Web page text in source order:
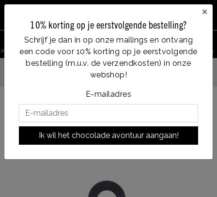
×
10% korting op je eerstvolgende bestelling?
Schrijf je dan in op onze mailings en ontvang
een code voor 10% korting op je eerstvolgende
bestelling (m.u.v. de verzendkosten) in onze
webshop!
E-mailadres
Ik wil het chocolade avontuur aangaan!
Vanaf €35, gratis verzending
Terug naar HOME|kiss in a mug giftbox
kiss in a mug giftbox
product zoeken Account Menu Verlanglijst Winkelwagen